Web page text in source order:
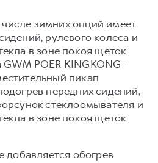
зимних опций имеет
рулевого колеса и
в зоне покоя щеток
POER KINGKONG –
пикап
передних сидений,
стеклоомывателя и
в зоне покоя щеток
добавляется обогрев